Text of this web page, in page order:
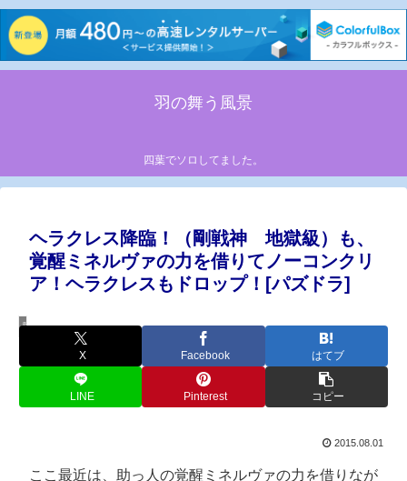
羽の舞う風景
四葉でソロしてました。
ヘラクレス降臨！（剛戦神 地獄級）も、
覚醒ミネルヴァの力を借りてノーコンクリ
ア！ヘラクレスもドロップ！[パズドラ]
降臨ダンジョン攻略
X Facebook はてブ
LINE Pinterest コピー
2015.08.01
ここ最近は、助っ人の覚醒ミネルヴァの力を借りなが